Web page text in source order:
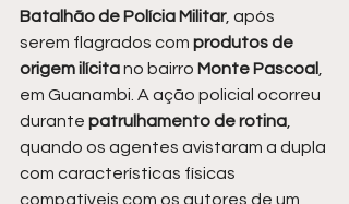
Batalhão de Polícia Militar, após
serem flagrados com produtos de
origem ilícita no bairro Monte Pascoal
em Guanambi. A ação policial ocorreu
durante patrulhamento de rotina
quando os agentes avistaram a dupla
com características físicas
compatíveis com os autores de um